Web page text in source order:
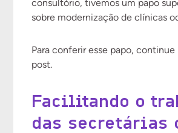
consultório, tivemos um papo
sobre modernização de clínicas
Para conferir esse papo, continue
post.
Facilitando o
das secretárias